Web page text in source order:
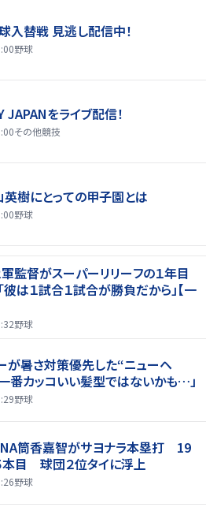
入替戦 見逃し配信中！
野球
JAPANをライブ配信！
その他競技
英樹にとっての甲子園とは
野球
軍監督がスーパーリリーフの１年目
は１試合１試合が勝負だから」【一
野球
ーが暑さ対策優先した“ニューヘ
番カッコいい髪型ではないかも…」
野球
筒香嘉智がサヨナラ本塁打 19
本目 球団２位タイに浮上
野球